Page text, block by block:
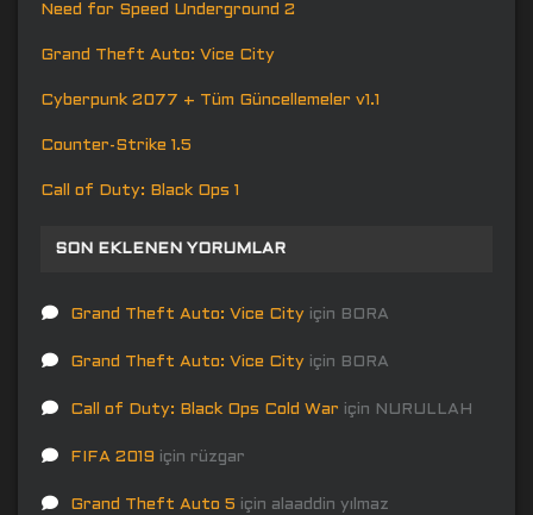
Need for Speed Underground 2
Grand Theft Auto: Vice City
Cyberpunk 2077 + Tüm Güncellemeler v1.1
Counter-Strike 1.5
Call of Duty: Black Ops 1
SON EKLENEN YORUMLAR
Grand Theft Auto: Vice City için BORA
Grand Theft Auto: Vice City için BORA
Call of Duty: Black Ops Cold War için NURULLAH
FIFA 2019 için rüzgar
Grand Theft Auto 5 için alaaddin yılmaz